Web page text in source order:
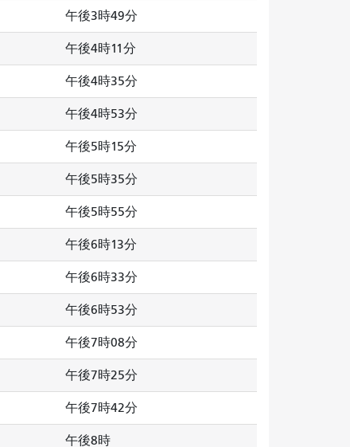
午後3時49分
午後4時11分
午後4時35分
午後4時53分
午後5時15分
午後5時35分
午後5時55分
午後6時13分
午後6時33分
午後6時53分
午後7時08分
午後7時25分
午後7時42分
午後8時